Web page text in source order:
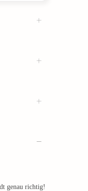
genau richtig!